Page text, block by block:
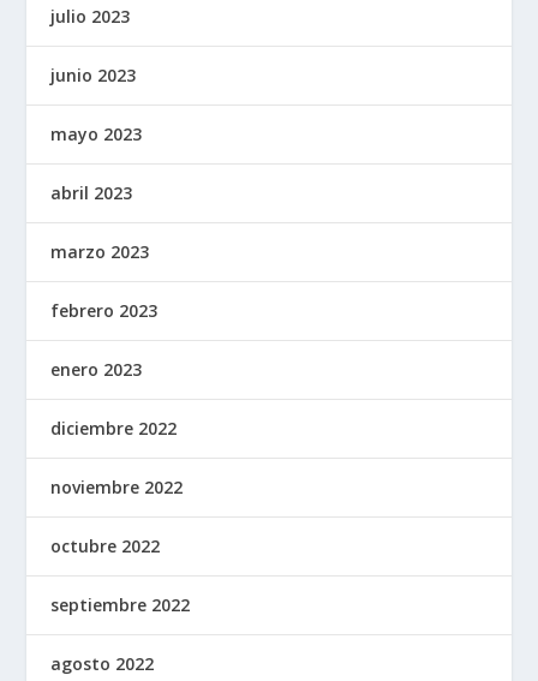
julio 2023
junio 2023
mayo 2023
abril 2023
marzo 2023
febrero 2023
enero 2023
diciembre 2022
noviembre 2022
octubre 2022
septiembre 2022
agosto 2022